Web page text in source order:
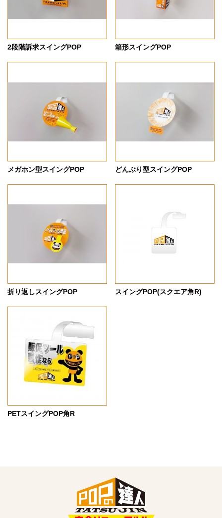
2段階訴求スイングPOP 箱形スイングPOP
メガホン型スイングPOP どんぶり型スイングPOP
折り返しスイングPOP スイングPOP(スクエア角R)
PETスイングPOP角R